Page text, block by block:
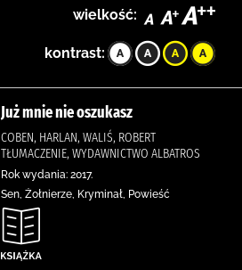
wielkość:
kontrast:
Już mnie nie oszukasz
COBEN, HARLAN, WALIŚ, ROBERT
TŁUMACZENIE, WYDAWNICTWO ALBATROS
Rok wydania: 2017.
Sen, Żołnierze, Kryminał, Powieść